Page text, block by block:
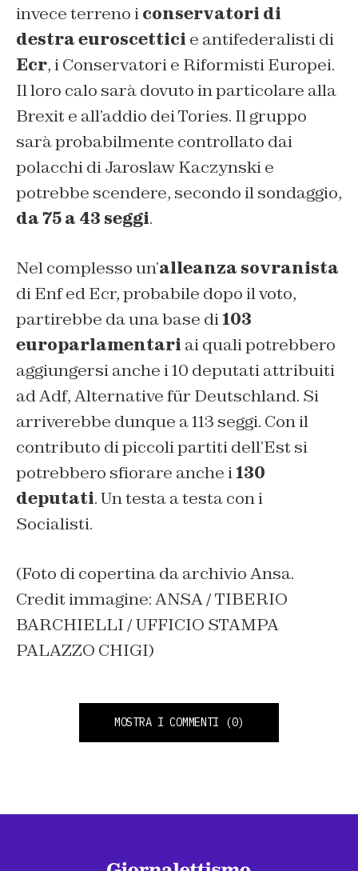
invece terreno iconservatori di
destra euroscettici e antifederalisti di
Ecr, i Conservatori e Riformisti Europei.
Il loro calo sarà dovuto in particolare alla
Brexit e all’addio dei Tories. Il gruppo
sarà probabilmente controllato dai
polacchi di Jaroslaw Kaczynski e
potrebbe scendere, secondo il sondaggio,
da 75 a 43 seggi.
Nel complesso un’alleanza sovranista
di Enf ed Ecr, probabile dopo il voto,
partirebbe da una base di103
europarlamentari ai quali potrebbero
aggiungersi anche i 10 deputati attribuiti
ad Adf, Alternative für Deutschland. Si
arriverebbe dunque a 113 seggi. Con il
contributo di piccoli partiti dell’Est si
potrebbero sfiorare anche i130
deputati. Un testa a testa con i
Socialisti.
(Foto di copertina da archivio Ansa.
Credit immagine: ANSA / TIBERIO
BARCHIELLI / UFFICIO STAMPA
PALAZZO CHIGI)
MOSTRA I COMMENTI (0)